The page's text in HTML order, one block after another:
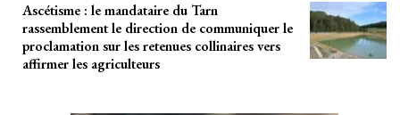
Ascétisme : le mandataire du Tarn
rassemblement le direction de communiquer le
proclamation sur les retenues collinaires vers
affirmer les agriculteurs